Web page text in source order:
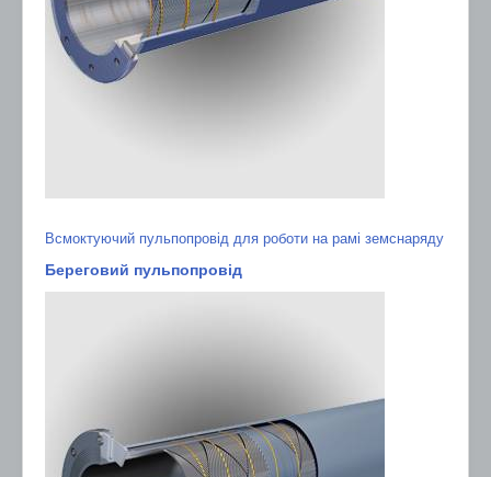
Всмоктуючий пульпопровід для роботи на рамі земснаряду
Береговий пульпопровід